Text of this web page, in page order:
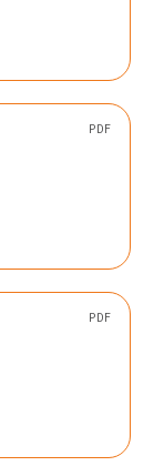
PDF
PDF